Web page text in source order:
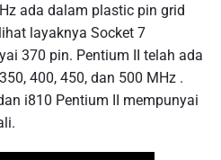
ada dalam plastic pin grid
layaknya Socket 7
370 pin. Pentium II telah ada
400, 450, dan 500 MHz .
i810 Pentium II mempunyai